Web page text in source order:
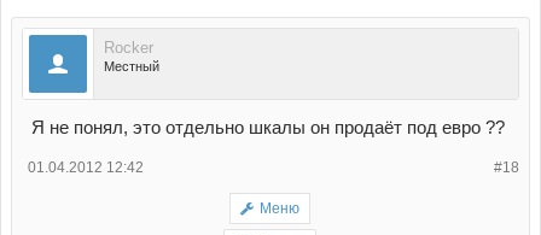
Rocker
Местный
Я не понял, это отдельно шкалы он продаёт под евро ??
#18
01.04.2012 12:42
Меню